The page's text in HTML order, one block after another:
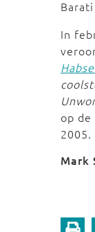
In
op
2005.
Mark